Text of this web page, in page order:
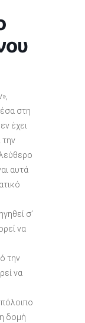
στη
έχει
την
αυτά
σ’
να
την
να
δομή